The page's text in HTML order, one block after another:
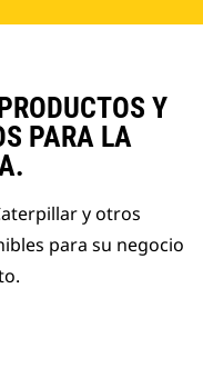
Y
PARA LA
y otros
para su negocio